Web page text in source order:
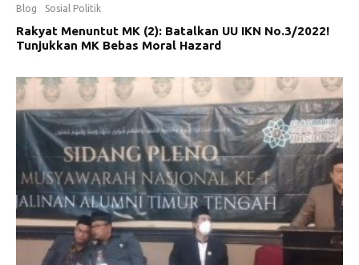
Blog Sosial Politik
Rakyat Menuntut MK (2): Batalkan UU IKN No.3/2022!
Tunjukkan MK Bebas Moral Hazard